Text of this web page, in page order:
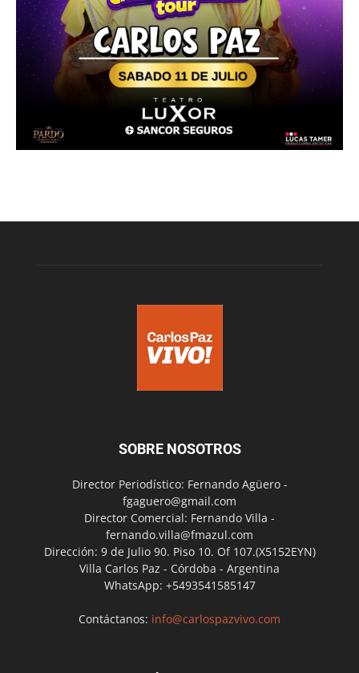
SOBRE NOSOTROS
Director Periodístico: Fernando Agüero -
fgaguero@gmail.com
Director Comercial: Fernando Villa -
fernando.villa@fmazul.com
Dirección: 9 de Julio 90. Piso 10. Of 107.(X5152EYN)
Villa Carlos Paz - Córdoba - Argentina
WhatsApp: +5493541585147
Contáctanos: info@carlospazvivo.com